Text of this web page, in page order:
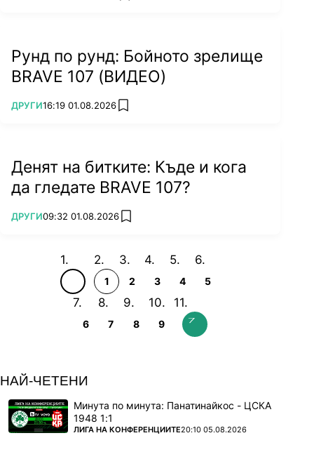
Рунд по рунд: Бойното зрелище
BRAVE 107 (ВИДЕО)
ПОВЕЧЕ ОТ
ДРУГИ16:19 01.08.2026 add favorites
Денят на битките: Къде и кога
да гледате BRAVE 107?
ПОВЕЧЕ ОТ
ДРУГИ09:32 01.08.2026 add favorites
1 2 3 4 5
6 7 8 9
НАЙ-ЧЕТЕНИ
Минута по минута: Панатинайкос - ЦСКА
1948 1:1
ПОВЕЧЕ ОТ
ЛИГА НА КОНФЕРЕНЦИИТЕ20:10 05.08.2026